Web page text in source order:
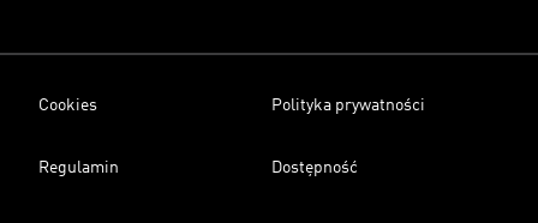
Cookies Polityka prywatności
Regulamin Dostępność